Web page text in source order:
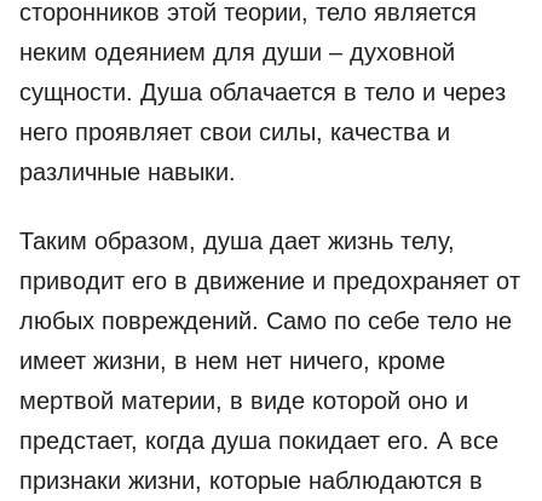
сторонников этой теории, тело является
неким одеянием для души – духовной
сущности. Душа облачается в тело и через
него проявляет свои силы, качества и
различные навыки.
Таким образом, душа дает жизнь телу,
приводит его в движение и предохраняет от
любых повреждений. Само по себе тело не
имеет жизни, в нем нет ничего, кроме
мертвой материи, в виде которой оно и
предстает, когда душа покидает его. А все
признаки жизни, которые наблюдаются в